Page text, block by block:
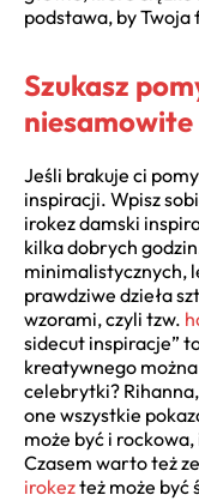
podstawa, by Twoja
Szukasz
Jeśli brakuje ci
inspiracji. Wpisz
irokez damski
kilka dobrych
minimalistycznych,
prawdziwe dzieła
wzorami, czyli tzw.
sidecut inspiracje”
kreatywnego
celebrytki?
one wszystkie
może być i
Czasem warto też
irokezteż może być